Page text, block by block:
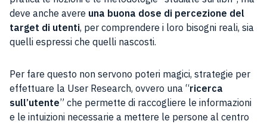
deve anche avere una buona dose di percezione del
target di utenti, per comprendere i loro bisogni reali, sia
quelli espressi che quelli nascosti.
Per fare questo non servono poteri magici, strategie per
effettuare la User Research, ovvero una “ricerca
sull’utente” che permette di raccogliere le informazioni
e le intuizioni necessarie a mettere le persone al centro